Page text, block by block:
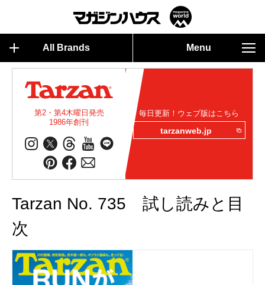
All Brands Menu
第2・第4木曜日発売
1986年創刊
毎日更新！ウェブ版はこちら
tarzanweb.jp
Tarzan No. 735 試し読みと目
次